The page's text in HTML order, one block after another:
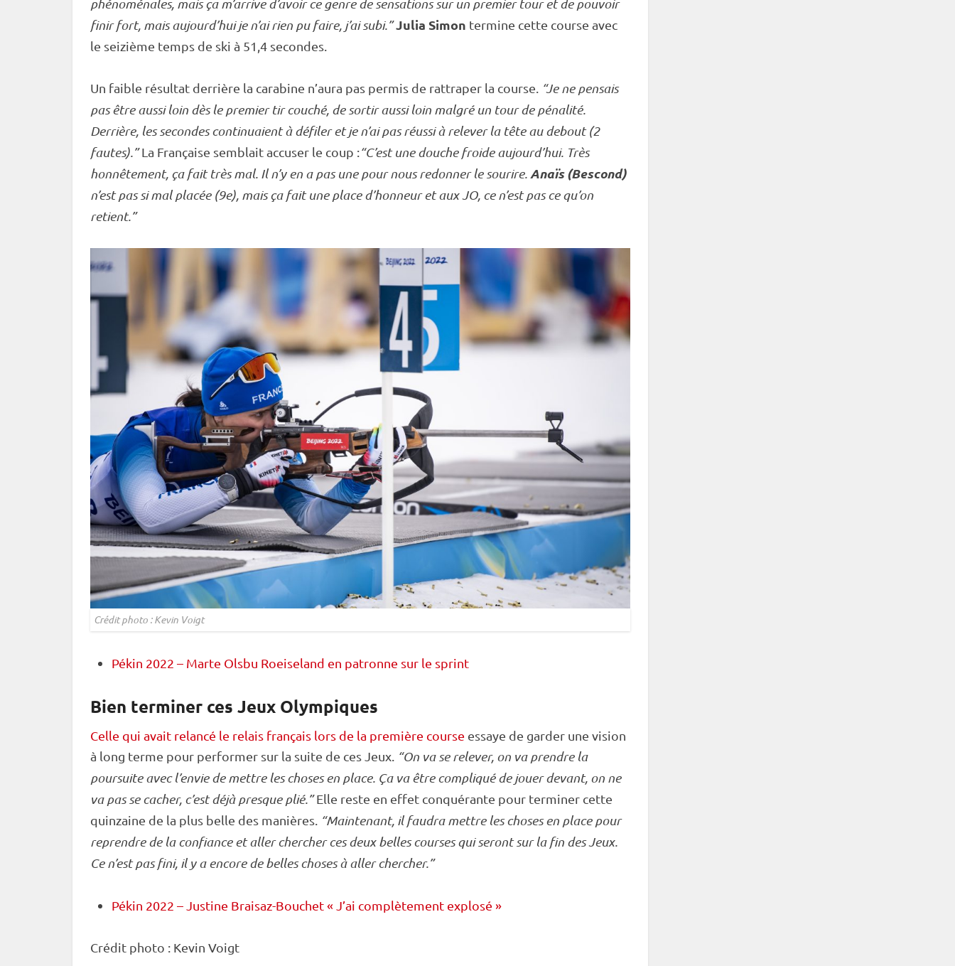
phénoménales, mais ça m’arrive d’avoir ce genre de sensations sur un premier tour et de pouvoir
finir fort, mais aujourd’hui je n’ai rien pu faire, j’ai subi.”Julia Simon termine cette course avec
le seizième temps de ski à 51,4 secondes.
Un faible résultat derrière la carabine n’aura pas permis de rattraper la course. “Je ne pensais
pas être aussi loin dès le premier tircouché, de sortir aussi loin malgré un tour depénalité.
Derrière, les secondes continuaient à défiler et je n’ai pas réussi à relever la tête audebout(2
fautes).”La Française semblait accuser le coup :“C’est une douche froide aujourd’hui. Très
honnêtement, ça fait très mal. Il n’y en a pas une pour nous redonner le sourire.Anaïs (Bescond)
n’est pas si mal placée (9e), mais ça fait une place d’honneur et aux JO, ce n’est pas ce qu’on
retient.”
Crédit photo : Kevin Voigt
Pékin 2022 – Marte Olsbu Roeiseland en patronne sur le sprint
Bien terminer ces Jeux Olympiques
Celle qui avait relancé le relais français lors de la première course essaye de garder une vision
à long terme pour performer sur la suite de ces Jeux. “On va se relever, on va prendre la
poursuiteavec l’envie de mettre les choses en place. Ça va être compliqué de jouer devant, on ne
va pas se cacher, c’est déjà presque plié.”Elle reste en effet conquérante pour terminer cette
quinzaine de la plus belle des manières. “Maintenant, il faudra mettre les choses en place pour
reprendre de la confiance et aller chercher ces deux belles courses qui seront sur la fin des Jeux.
Ce n’est pas fini, il y a encore de belles choses à aller chercher.”
Pékin 2022 – Justine Braisaz-Bouchet « J’ai complètement explosé »
Crédit photo : Kevin Voigt